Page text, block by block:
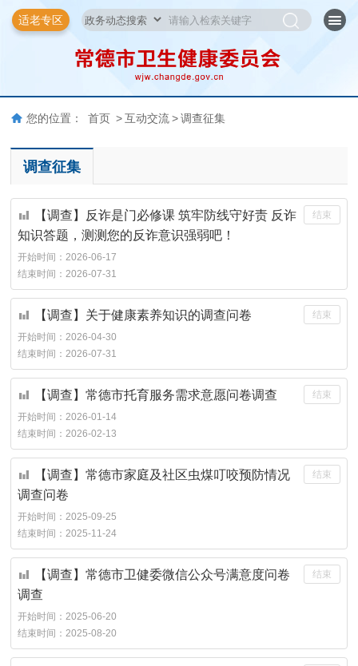
适老专区
您的位置： 首页 > 互动交流 > 调查征集
调查征集
结束
【调查】反诈是门必修课 筑牢防线守好责 反诈
知识答题，测测您的反诈意识强弱吧！
开始时间： 2026-06-17
结束时间： 2026-07-31
结束
【调查】关于健康素养知识的调查问卷
开始时间： 2026-04-30
结束时间： 2026-07-31
结束
【调查】常德市托育服务需求意愿问卷调查
开始时间： 2026-01-14
结束时间： 2026-02-13
结束
【调查】常德市家庭及社区虫煤叮咬预防情况
调查问卷
开始时间： 2025-09-25
结束时间： 2025-11-24
结束
【调查】常德市卫健委微信公众号满意度问卷
调查
开始时间： 2025-06-20
结束时间： 2025-08-20